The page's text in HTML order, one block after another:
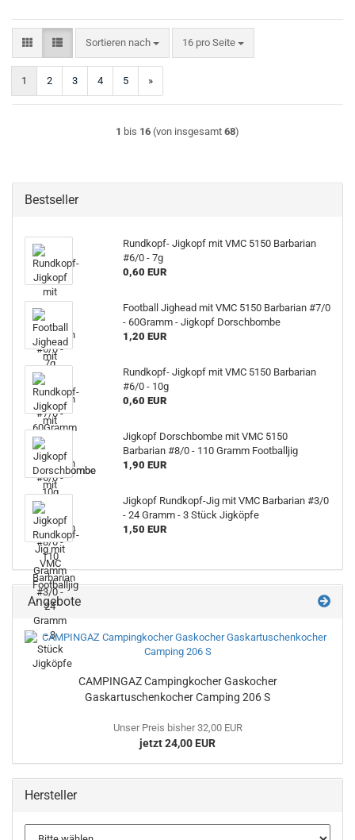
Sortieren nach
Sortieren nach 16 pro Seite
pro Seite
1 2 3 4 5 »
1 bis 16 (von insgesamt 68)
Bestseller
Rundkopf- Jigkopf mit VMC 5150 Barbarian
#6/0 - 7g
0,60 EUR
Football Jighead mit VMC 5150 Barbarian #7/0
- 60Gramm - Jigkopf Dorschbombe
1,20 EUR
Rundkopf- Jigkopf mit VMC 5150 Barbarian
#6/0 - 10g
0,60 EUR
Jigkopf Dorschbombe mit VMC 5150
Barbarian #8/0 - 110 Gramm Footballjig
1,90 EUR
Jigkopf Rundkopf-Jig mit VMC Barbarian #3/0
- 24 Gramm - 3 Stück Jigköpfe
1,50 EUR
Angebote
CAMPINGAZ Campingkocher Gaskocher
Gaskartuschenkocher Camping 206 S
Unser Preis bisher 32,00 EUR
jetzt 24,00 EUR
Hersteller